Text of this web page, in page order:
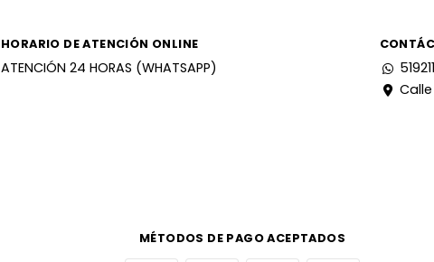
HORARIO DE ATENCIÓN ONLINE
ATENCIÓN 24 HORAS (WHATSAPP)
MÉTODOS DE PAGO ACEPTADOS